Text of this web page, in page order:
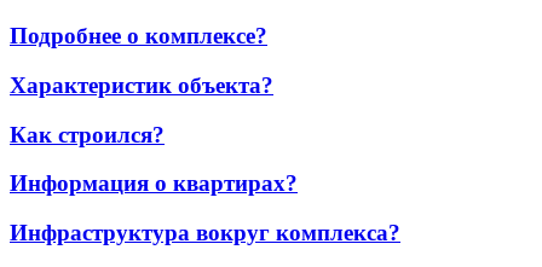
Подробнее о комплексе?
Характеристик объекта?
Как строился?
Информация о квартирах?
Инфраструктура вокруг комплекса?